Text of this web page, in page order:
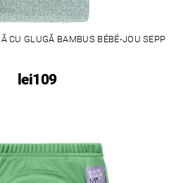
CU GLUGĂ BAMBUS BÉBÉ-JOU SEPP
lei109